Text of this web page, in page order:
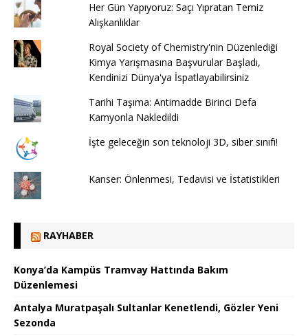
Her Gün Yapıyoruz: Saçı Yıpratan Temiz
Alışkanlıklar
Royal Society of Chemistry'nin Düzenlediği
Kimya Yarışmasına Başvurular Başladı,
Kendinizi Dünya'ya İspatlayabilirsiniz
Tarihi Taşıma: Antimadde Birinci Defa
Kamyonla Nakledildi
İşte geleceğin son teknoloji 3D, siber sınıfı!
Kanser: Önlenmesi, Tedavisi ve İstatistikleri
RAYHABER
Konya’da Kampüs Tramvay Hattında Bakım
Düzenlemesi
Antalya Muratpaşalı Sultanlar Kenetlendi, Gözler Yeni
Sezonda